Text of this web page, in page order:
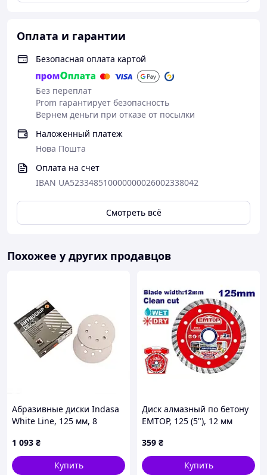
Оплата и гарантии
Безопасная оплата картой
Без переплат
Prom гарантирует безопасность
Вернем деньги при отказе от посылки
Наложенный платеж
Нова Пошта
Оплата на счет
IBAN UA523348510000000026002338042
Смотреть всё
Похожее у других продавцов
Абразивные диски Indasa
White Line, 125 мм, 8
P120
1 093 ₴
Купить
Диск алмазный по бетону
EMTOP, 125 (5"), 12 мм
359 ₴
Купить